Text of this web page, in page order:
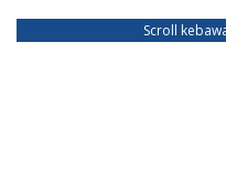
Scroll